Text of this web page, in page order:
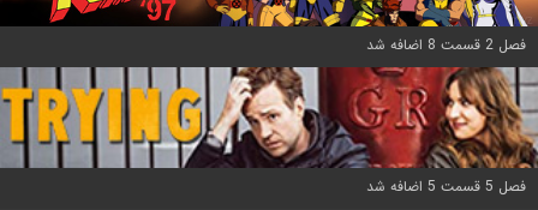
فصل 2 قسمت 8 اضافه شد
فصل 5 قسمت 5 اضافه شد